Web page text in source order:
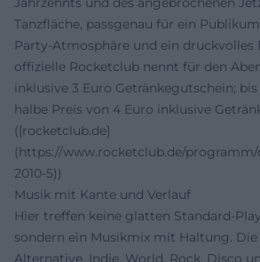
Tanzfläche, passgenau für ein
Party-Atmosphäre und ein druckvolles
offizielle Rocketclub nennt für den
inklusive 3 Euro Getränkegutschein;
halbe Preis von 4 Euro inklusive
([rocketclub.de]
(https://www.rocketclub.de/programm/
2010-5))
Musik mit Kante und Verlauf
Hier treffen keine glatten Standard-
sondern ein Musikmix mit Haltung. Die
Alternative, Indie, World, Rock, Disco